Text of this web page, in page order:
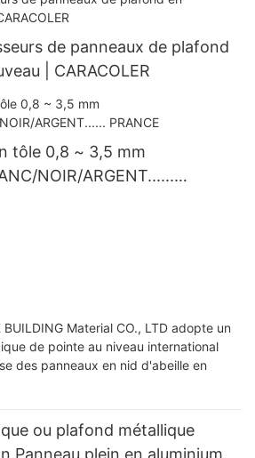
de panneaux de plafond
| CARACOLER
tôle 0,8 ~ 3,5 mm
NOIR/ARGENT......
BUILDING Material CO., LTD adopte un
de pointe au niveau international
des panneaux en nid d'abeille en
ou plafond métallique
Panneau plein en aluminium